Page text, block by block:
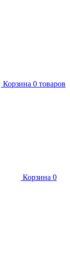
Корзина 0 товаров
Корзина 0